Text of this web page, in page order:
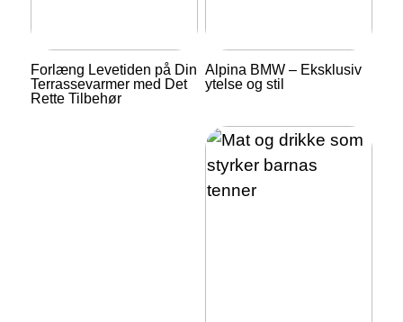
Forlæng Levetiden på Din
Terrassevarmer med Det
Rette Tilbehør
Alpina BMW – Eksklusiv
ytelse og stil